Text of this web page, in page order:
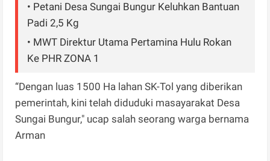
• Petani Desa Sungai Bungur Keluhkan Bantuan
Padi 2,5 Kg
• MWT Direktur Utama Pertamina Hulu Rokan
Ke PHR ZONA 1
“Dengan luas 1500 Ha lahan SK-Tol yang diberikan
pemerintah, kini telah diduduki masayarakat Desa
Sungai Bungur," ucap salah seorang warga bernama
Arman